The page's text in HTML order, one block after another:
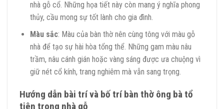
nhà gỗ cổ. Những họa tiết này còn mang ý nghĩa phong
thủy, cầu mong sự tốt lành cho gia đình.
Màu sắc: Màu của bàn thờ nên cùng tông với màu gỗ
nhà để tạo sự hài hòa tổng thể. Những gam màu nâu
trầm, nâu cánh gián hoặc vàng sáng được ưa chuộng vì
giữ nét cổ kính, trang nghiêm mà vẫn sang trọng.
Hướng dẫn bài trí và bố trí bàn thờ ông bà tổ
tiên trong nhà gỗ